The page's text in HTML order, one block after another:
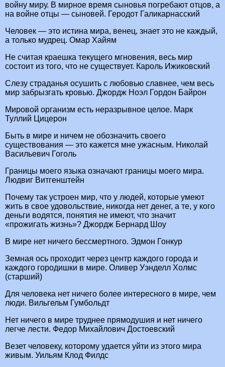
войну миру. В мирное время сыновья погребают отцов, а
на войне отцы — сыновей. Геродот Галикарнасский
Человек — это истина мира, венец, знает это не каждый,
а только мудрец. Омар Хайям
Не считая краешка текущего мгновения, весь мир
состоит из того, что не существует. Кароль Ижиковский
Слезу страданья осушить с любовью славнее, чем весь
мир забрызгать кровью. Джордж Ноэл Гордон Байрон
Мировой организм есть неразрывное целое. Марк
Туллий Цицерон
Быть в мире и ничем не обозначить своего
существования — это кажется мне ужасным. Николай
Васильевич Гоголь
Границы моего языка означают границы моего мира.
Людвиг Витгенштейн
Почему так устроен мир, что у людей, которые умеют
жить в свое удовольствие, никогда нет денег, а те, у кого
деньги водятся, понятия не имеют, что значит
«прожигать жизнь»? Джордж Бернард Шоу
В мире нет ничего бессмертного. Эдмон Гонкур
Земная ось проходит через центр каждого города и
каждого городишки в мире. Оливер Уэнделл Холмс
(старший)
Для человека нет ничего более интересного в мире, чем
люди. Вильгельм Гумбольдт
Нет ничего в мире труднее прямодушия и нет ничего
легче лести. Федор Михайлович Достоевский
Везет человеку, которому удается уйти из этого мира
живым. Уильям Клод Филдс